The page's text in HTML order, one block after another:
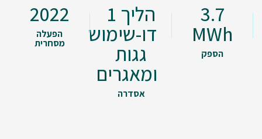
3.7
MWh
הספק
הליך 1
דו-שימוש
גגות
ומאגרים
אסדרה
2022
הפעלה
מסחרית